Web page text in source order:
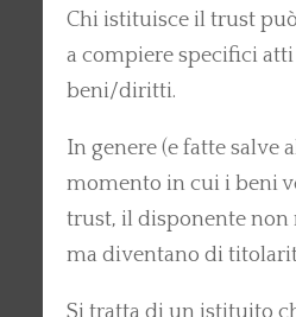
Chi istituisce il trust
a compiere specifici
beni/diritti.
In genere (e fatte salve
momento in cui i beni
trust, il disponente non
ma diventano di
Si tratta di un istituito